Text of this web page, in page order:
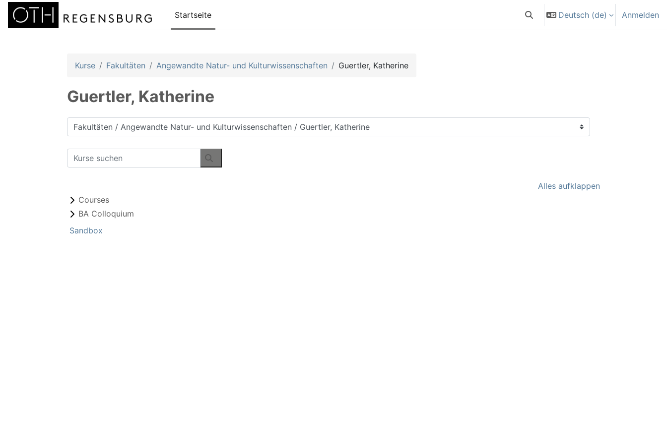
Zum Hauptinhalt
Startseite
Sucheingabe umschalten
Deutsch ‎(de)‎ Anmelden
Kurse Fakultäten Angewandte Natur- und Kulturwissenschaften Guertler, Katherine
Guertler, Katherine
Kursbereiche
Kurse suchen
Kurse suchen
Alles aufklappen
Courses
BA Colloquium
Sandbox